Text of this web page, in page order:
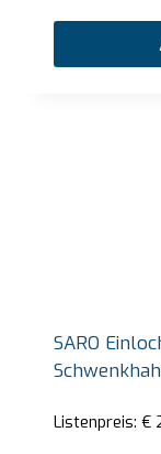
SARO
Listenpreis: €